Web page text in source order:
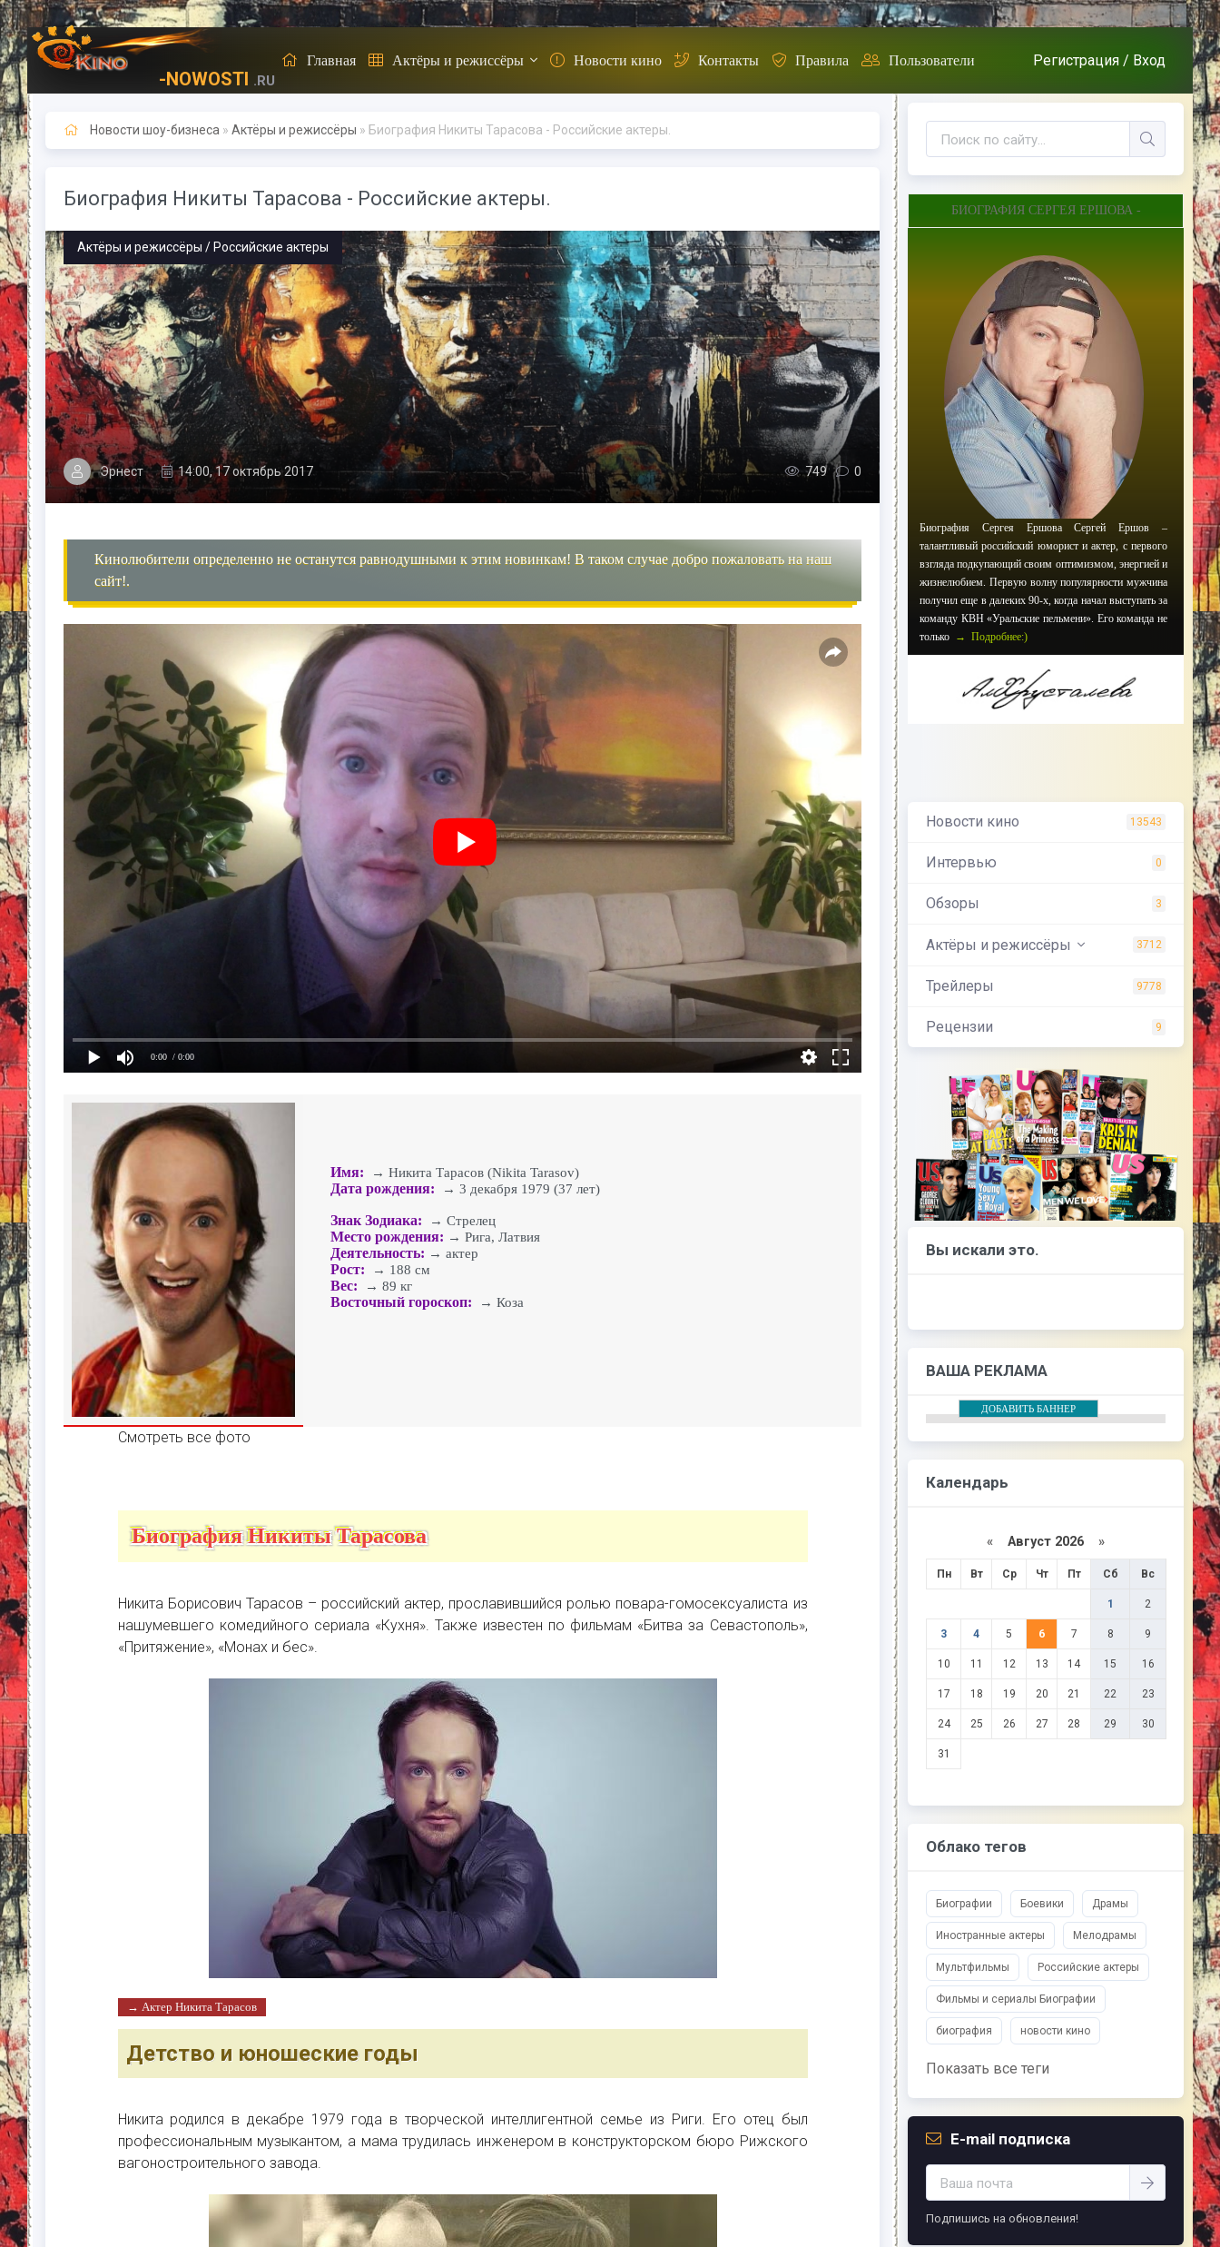
-NOWOSTI .RU
Главная Актёры и режиссёры Новости кино Контакты Правила Пользователи Регистрация / Вход
Новости шоу-бизнеса » Актёры и режиссёры » Биография Никиты Тарасова - Российские актеры.
Биография Никиты Тарасова - Российские актеры.
Актёры и режиссёры / Российские актеры
Эрнест 14:00, 17 октябрь 2017 749 0
Кинолюбители определенно не останутся равнодушными к этим новинкам! В таком случае добро пожаловать на наш
сайт!.
0:00 / 0:00
Имя: → Никита Тарасов (Nikita Tarasov)
Дата рождения: → 3 декабря 1979 (37 лет)
Знак Зодиака: → Стрелец
Место рождения: → Рига, Латвия
Деятельность: → актер
Рост: → 188 см
Вес: → 89 кг
Восточный гороскоп: → Коза
Смотреть все фото
Биография Никиты Тарасова
Никита Борисович Тарасов – российский актер, прославившийся ролью повара-гомосексуалиста из
нашумевшего комедийного сериала «Кухня». Также известен по фильмам «Битва за Севастополь»,
«Притяжение», «Монах и бес».
→ Актер Никита Тарасов
Детство и юношеские годы
Никита родился в декабре 1979 года в творческой интеллигентной семье из Риги. Его отец был
профессиональным музыкантом, а мама трудилась инженером в конструкторском бюро Рижского
вагоностроительного завода.
БИОГРАФИЯ СЕРГЕЯ ЕРШОВА -
Биография Сергея Ершова Сергей Ершов –
талантливый российский юморист и актер, с первого
взгляда подкупающий своим оптимизмом, энергией и
жизнелюбием. Первую волну популярности мужчина
получил еще в далеких 90-х, когда начал выступать за
команду КВН «Уральские пельмени». Его команда не
только → Подробнее:)
Новости кино 13543
Интервью 0
Обзоры 3
Актёры и режиссёры 3712
Трейлеры 9778
Рецензии 9
Вы искали это.
ВАША РЕКЛАМА
ДОБАВИТЬ БАННЕР
Календарь
« Август 2026 »
Пн Вт Ср Чт Пт Сб Вс
1 2
3 4 5 6 7 8 9
10 11 12 13 14 15 16
17 18 19 20 21 22 23
24 25 26 27 28 29 30
31
Облако тегов
Биографии Боевики Драмы
Иностранные актеры Мелодрамы
Мультфильмы Российские актеры
Фильмы и сериалы Биографии
биография новости кино
Показать все теги
E-mail подписка
Подпишись на обновления!